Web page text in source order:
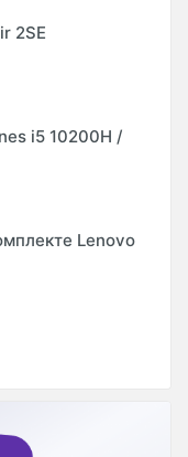
2SE
i5 10200H /
Lenovo